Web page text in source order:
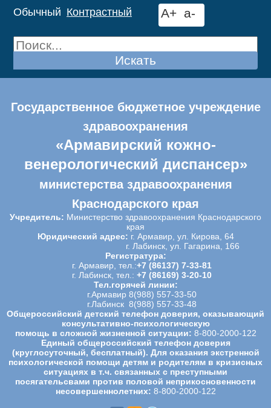
Обычный Контрастный A+ a-
Искать
Государственное бюджетное учреждение
здравоохранения
«Армавирский кожно-
венерологический диспансер»
министерства здравоохранения
Краснодарского края
Учредитель: Министерство здравоохранения Краснодарского
края
Юридический адрес: г. Армавир, ул. Кирова, 64
г. Лабинск, ул. Гагарина, 166
Регистратура:
г. Армавир, тел.:+7 (86137) 7-33-81
г. Лабинск, тел.: +7 (86169) 3-20-10
Тел.горячей линии:
г.Армавир 8(988) 557-33-50
г.Лабинск 8(988) 557-33-48
Общероссийский детский телефон доверия, оказывающий
консультативно-психологическую
помощь в сложной жизненной ситуации: 8-800-2000-122
Единый общероссийский телефон доверия
(круглосуточный, бесплатный). Для оказания экстренной
психологической помощи детям и родителям в кризисных
ситуациях в т.ч. связанных с преступными
посягательсвами против половой неприкосновенности
несовершеннолетних: 8-800-2000-122